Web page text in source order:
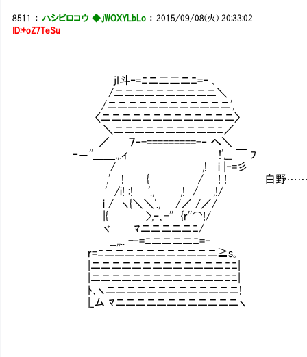
8511 ： ハシビロコウ ◆.jWOXYLbLo ：2015/09/08(火) 20:33:02
ID:+oZ7TeSu
jI斗‐=ﾆニ二二ニﾆ=‐ ､
/ニニニニニニニニニニ＼
/ニニニニニニニニニニニニ',
〈ニニニニニニニニニニニニニ〉
＼ニニニニニニニニニニﾆ／
／ ７‐-=========-‐ へ＼
‐＝''＿＿,,.ィ !',__ ￣ ﾌ
/ ,! i |‐=彡
,' ! { / ! ! 白野……っ
' /i! :! '., ,! / ,!/
i / ヽ{＼＼'., /／ /／/
|{ >,ｰ､-'' {r''⌒!/
ヾ ﾏニニニニニﾆ/
__,,.. -‐=ﾆニニニニﾆ=‐
r=ﾆニニニニニニニニニニニ≧s｡
|ニニニニニニニニニニニニニﾆﾆ|
|ニニニニニニニニニニニニニﾆﾆ|
ﾄ､ヽニニニニニニニニニニニニニ!
|_ム ﾏニニニニニニニニニニニニヽ